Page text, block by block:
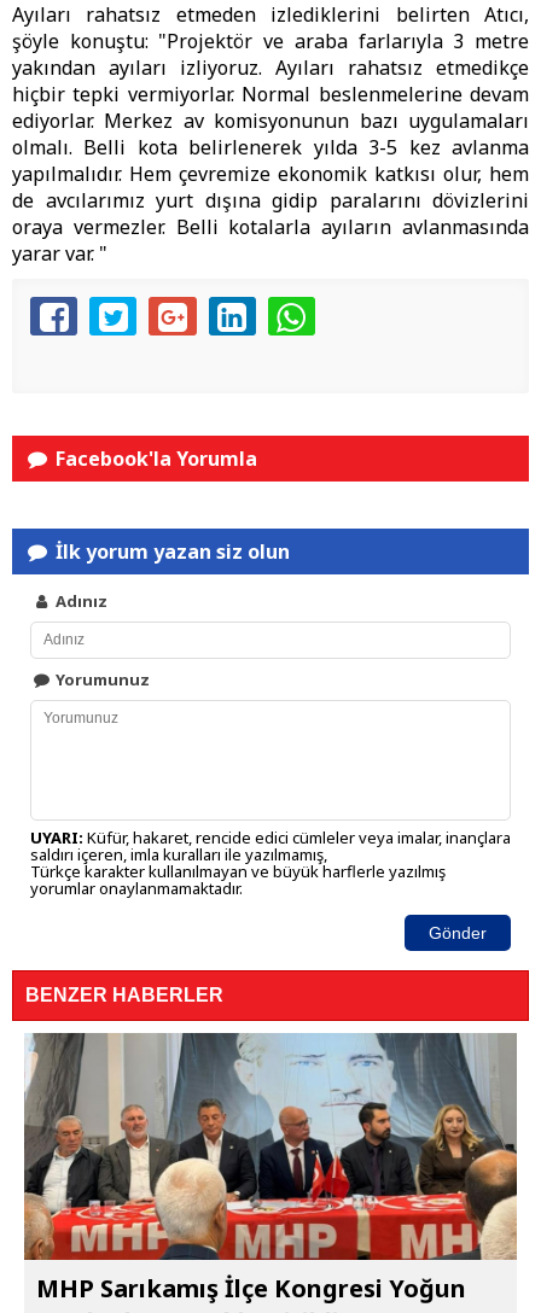
Ayıları rahatsız etmeden izlediklerini belirten Atıcı,
şöyle konuştu: "Projektör ve araba farlarıyla 3 metre
yakından ayıları izliyoruz. Ayıları rahatsız etmedikçe
hiçbir tepki vermiyorlar. Normal beslenmelerine devam
ediyorlar. Merkez av komisyonunun bazı uygulamaları
olmalı. Belli kota belirlenerek yılda 3-5 kez avlanma
yapılmalıdır. Hem çevremize ekonomik katkısı olur, hem
de avcılarımız yurt dışına gidip paralarını dövizlerini
oraya vermezler. Belli kotalarla ayıların avlanmasında
yarar var. "
Facebook'la Yorumla
İlk yorum yazan siz olun
Adınız
Yorumunuz
UYARI: Küfür, hakaret, rencide edici cümleler veya imalar, inançlara
saldırı içeren, imla kuralları ile yazılmamış,
Türkçe karakter kullanılmayan ve büyük harflerle yazılmış
yorumlar onaylanmamaktadır.
Gönder
BENZER HABERLER
MHP Sarıkamış İlçe Kongresi Yoğun